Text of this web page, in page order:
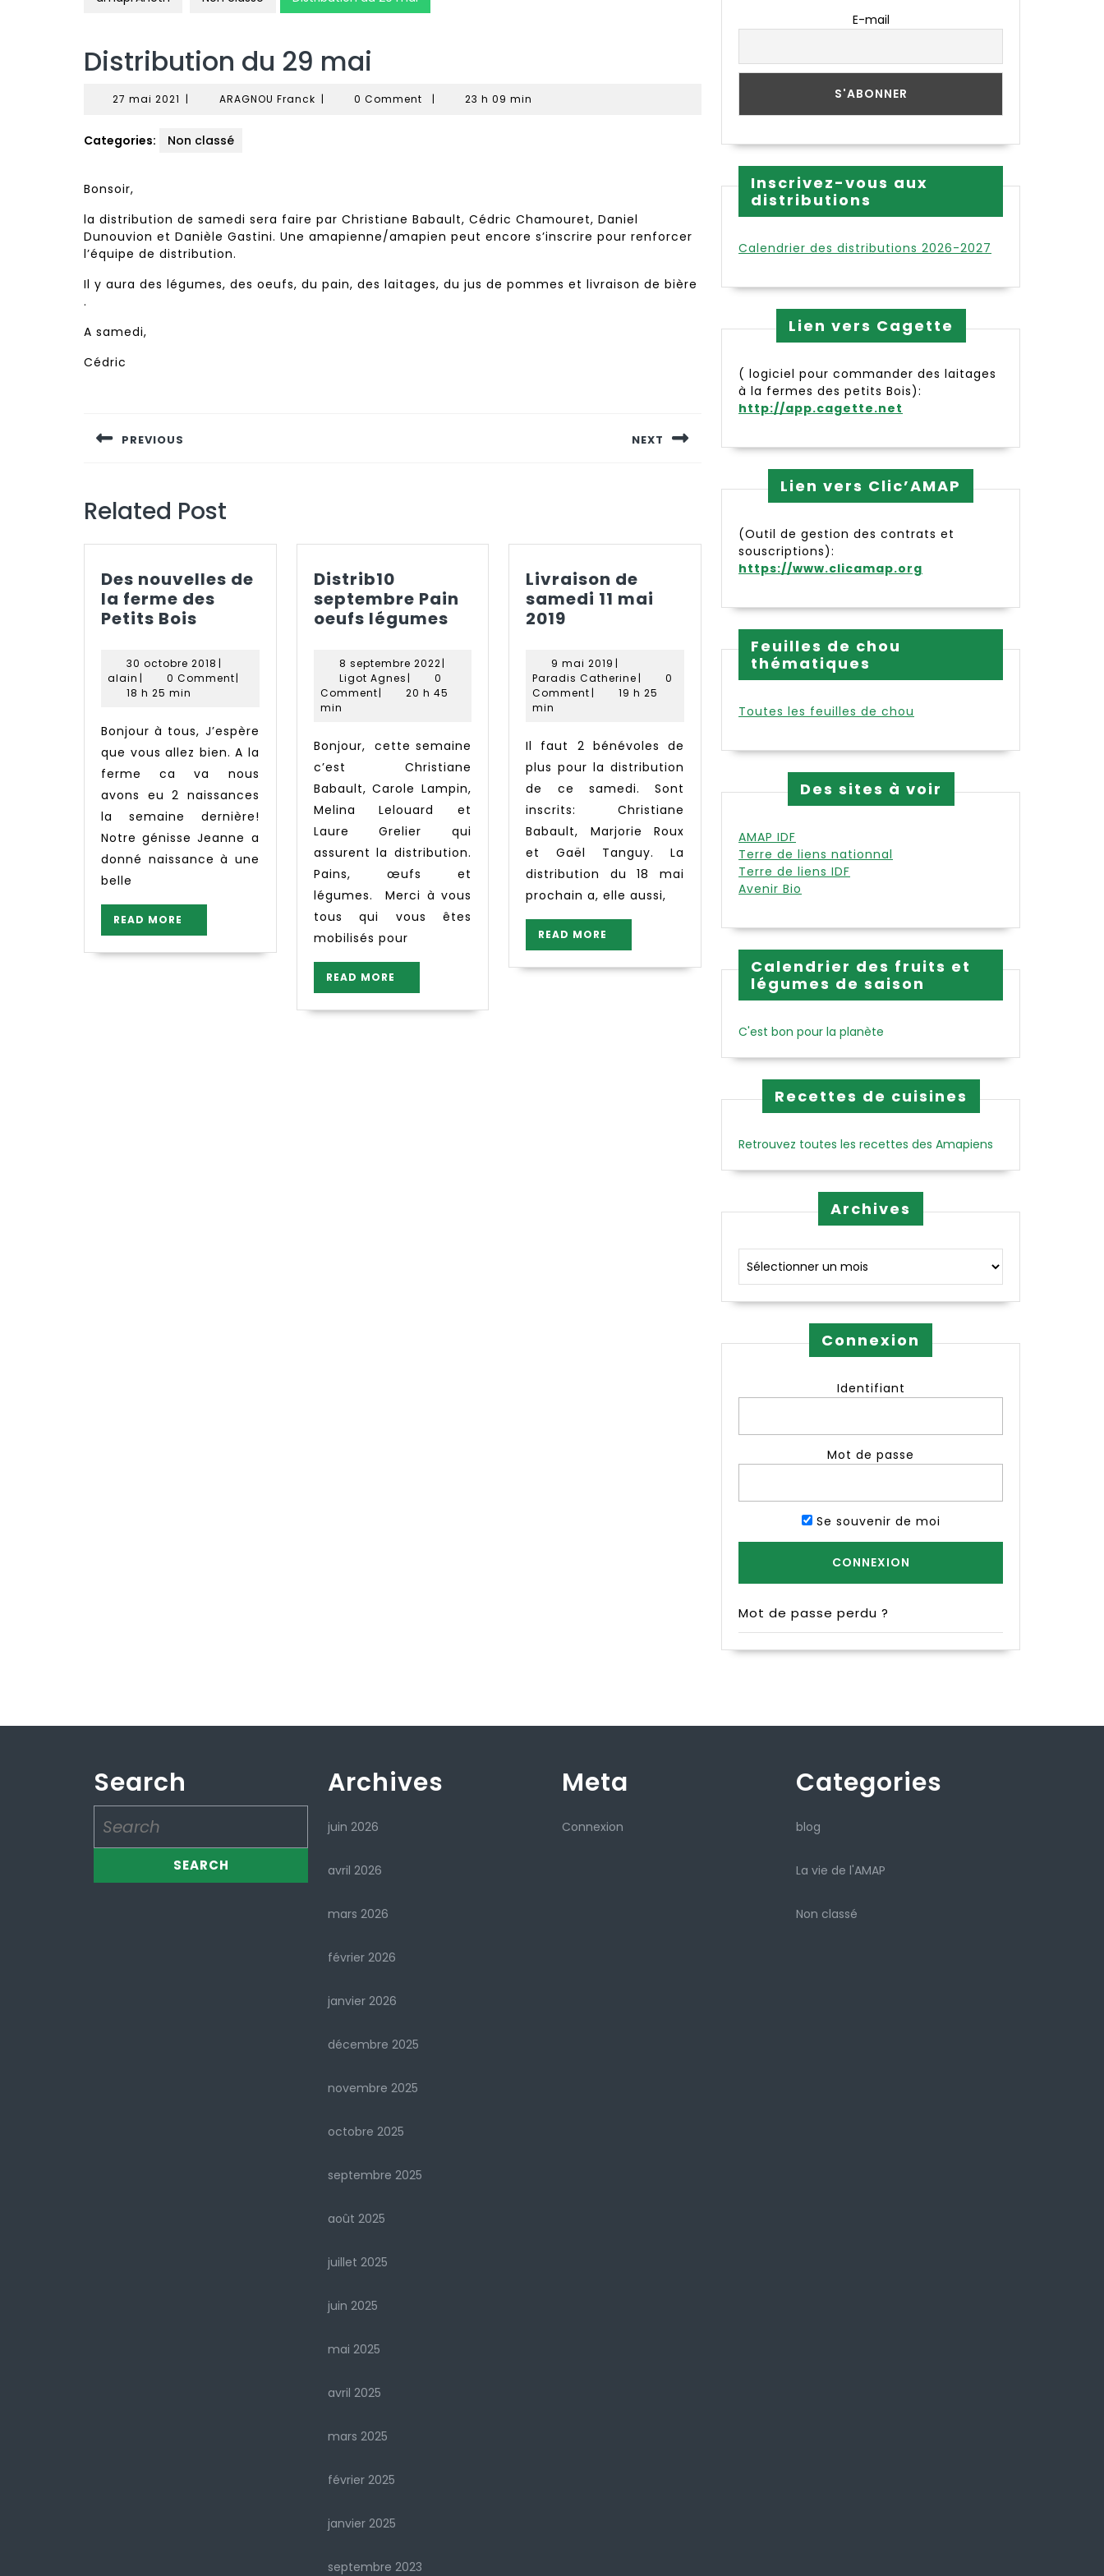
Distribution du 29 mai
27 mai 2021 27| ARAGNOU FranckARAGNOU
| 0 Comment | 23 h 09 min
Categories: Non classé
Bonsoir,
la distribution de samedi sera faire par Christiane Babault, Cédric Chamouret, Daniel
Dunouvion et Danièle Gastini. Une amapienne/amapien peut encore s’inscrire pour renforcer
l’équipe de distribution.
Il y aura des légumes, des oeufs, du pain, des laitages, du jus de pommes et livraison de bière
.
A samedi,
Cédric
de PREVIOUS NEXT
Related Post
Des nouvelles de
la ferme des
Petits Bois
de
la
Petits
Bois
30 octobre 2018 30
octobre
|
alain alain
| 0 Comment|
18 h 25 min
Bonjour à tous, J’espère
que vous allez bien. A la
ferme ca va nous
avons eu 2 naissances
la semaine dernière!
Notre génisse Jeanne a
donné naissance à une
belle
READ MORE
MORE
Distrib10
septembre Pain
oeufs légumesDistrib10
8 septembre 20228
septembre
2022
|
Ligot AgnesLigot
Agnes
|
0
Comment|
20 h 45
min
Bonjour, cette semaine
c’est Christiane
Babault, Carole Lampin,
Melina Lelouard et
Laure Grelier qui
assurent la distribution.
Pains, œufs et
légumes. Merci à vous
tous qui vous êtes
mobilisés pour
READ MORE
MORE
Livraison de
samedi 11 mai
2019
samedi
11
mai
9 mai 2019 9
mai
2019
|
Paradis CatherineParadis
Catherine
|
0
Comment |
19 h 25
min
Il faut 2 bénévoles de
plus pour la distribution
de ce samedi. Sont
inscrits: Christiane
Babault, Marjorie Roux
et Gaël Tanguy. La
distribution du 18 mai
prochain a, elle aussi,
READ MORE
MORE
E-mail
Inscrivez-vous aux
distributions
Calendrier des distributions 2026-2027
Lien vers Cagette
( logiciel pour commander des laitages
à la fermes des petits Bois):
http://app.cagette.net
Lien vers Clic’AMAP
(Outil de gestion des contrats et
souscriptions):
https://www.clicamap.org
Feuilles de chou
thématiques
Toutes les feuilles de chou
Des sites à voir
AMAP IDF
Terre de liens nationnal
Terre de liens IDF
Avenir Bio
Calendrier des fruits et
légumes de saison
C'est bon pour la planète
Recettes de cuisines
Retrouvez toutes les recettes des Amapiens
Archives
Connexion
Identifiant
Mot de passe
Se souvenir de moi
Mot de passe perdu ?
Search
for:
Archives
juin 2026
avril 2026
mars 2026
février 2026
janvier 2026
décembre 2025
novembre 2025
octobre 2025
septembre 2025
août 2025
juillet 2025
juin 2025
mai 2025
avril 2025
mars 2025
février 2025
janvier 2025
septembre 2023
Meta
Connexion
Categories
blog
La vie de l'AMAP
Non classé